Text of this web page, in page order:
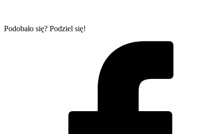
Podobało się? Podziel się!